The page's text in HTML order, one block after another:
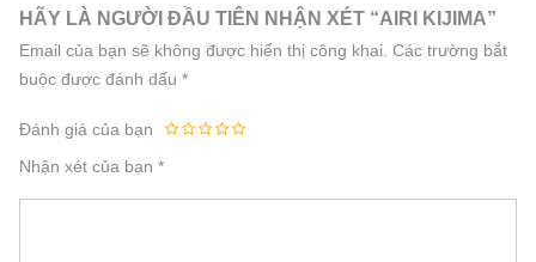
HÃY LÀ NGƯỜI ĐẦU TIÊN NHẬN XÉT “AIRI KIJIMA”
Email của bạn sẽ không được hiển thị công khai. Các trường bắt
buộc được đánh dấu *
Đánh giá của bạn
Nhận xét của bạn *